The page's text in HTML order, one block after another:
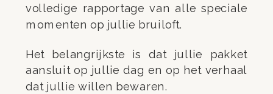
volledige rapportage van alle speciale
momenten op jullie bruiloft.
Het belangrijkste is dat jullie pakket
aansluit op jullie dag en op het verhaal
dat jullie willen bewaren.